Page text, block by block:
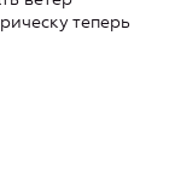
теперь